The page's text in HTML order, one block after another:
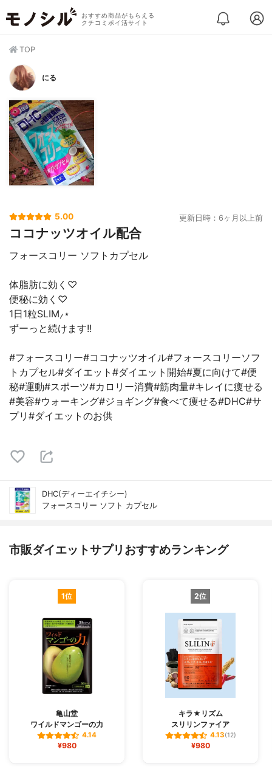
おすすめ商品がもらえる
クチコミポイ活サイト
TOP
にる
5.00 更新日時：6ヶ月以上前
ココナッツオイル配合
フォースコリー ソフトカプセル
体脂肪に効く♡
便秘に効く♡
1日1粒SLIM⸝⋆
ずーっと続けます!!
#フォースコリー#ココナッツオイル#フォースコリーソフ
トカプセル#ダイエット#ダイエット開始#夏に向けて#便
秘#運動#スポーツ#カロリー消費#筋肉量#キレイに痩せる
#美容#ウォーキング#ジョギング#食べて痩せる#DHC#サ
プリ#ダイエットのお供
DHC(ディーエイチシー)
フォースコリー ソフト カプセル
市販ダイエットサプリおすすめランキング
1位
亀山堂
ワイルドマンゴーの力
4.14
¥980
2位
キラ★リズム
スリリンファイア
4.13(12)
¥980